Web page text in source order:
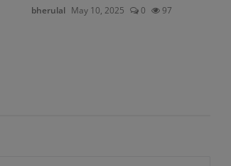
bherulal May 10, 2025 0 97